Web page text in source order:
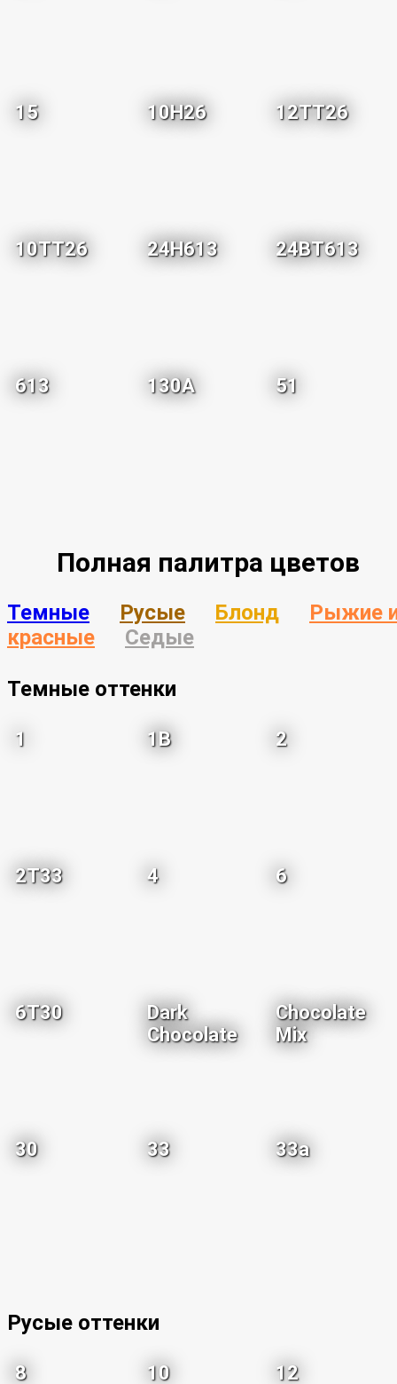
15 10H26 12TT26
10TT26 24H613 24BT613
613 130A 51
Полная палитра цветов
Темные Русые Блонд
Рыжие
красные
Седые
Темные оттенки
1 1B 2
2T33 4 6
6T30
Dark
Chocolate
Chocolate
Mix
30 33 33a
Русые оттенки
8 10 12